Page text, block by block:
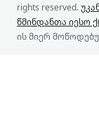
rights reserved.
წმინდანთა იესო
ის მიერ